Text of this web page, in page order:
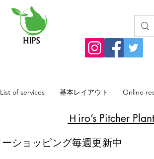
List of services 基本レイアウト Online
Ｈiro’s Pitcher
ショッピング毎週更新中